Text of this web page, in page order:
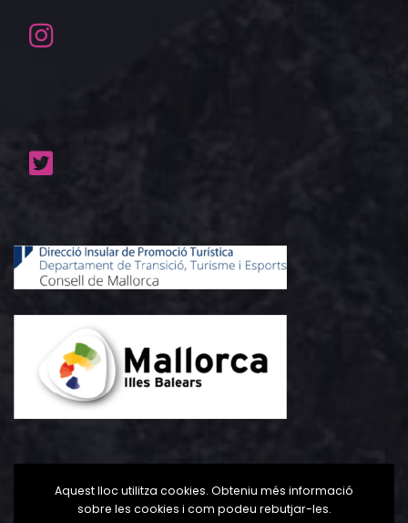
Aquest lloc utilitza cookies. Obteniu més informació
sobre les cookies i com podeu rebutjar-les.